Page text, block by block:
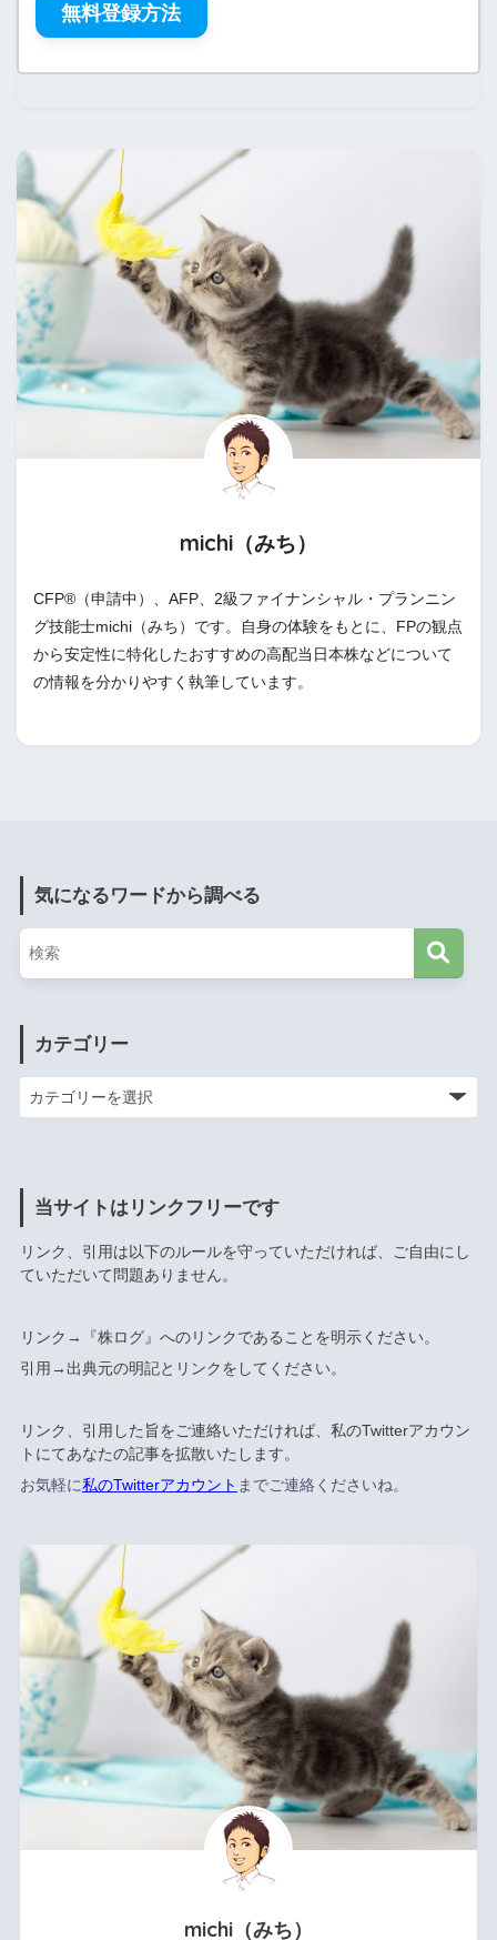
無料登録方法
michi（みち）
CFP®（申請中）、AFP、2級ファイナンシャル・プランニン
グ技能士michi（みち）です。自身の体験をもとに、FPの観点
から安定性に特化したおすすめの高配当日本株などについて
の情報を分かりやすく執筆しています。
気になるワードから調べる
カテゴリー
当サイトはリンクフリーです
リンク、引用は以下のルールを守っていただければ、ご自由にし
ていただいて問題ありません。
リンク→『株ログ』へのリンクであることを明示ください。
引用→出典元の明記とリンクをしてください。
リンク、引用した旨をご連絡いただければ、私のTwitterアカウン
トにてあなたの記事を拡散いたします。
お気軽に私のTwitterアカウント までご連絡くださいね。
michi（みち）